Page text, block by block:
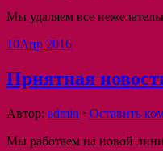
Мы удаляем все
10Апр 2016
Приятная
Автор: admin ⋅ Оставить
Мы работаем на новой